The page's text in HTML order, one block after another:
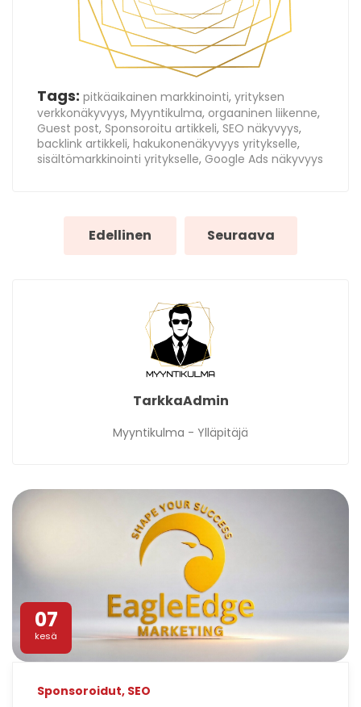
Tags: pitkäaikainen markkinointi, yrityksen
verkkonäkyvyys, Myyntikulma, orgaaninen liikenne,
Guest post, Sponsoroitu artikkeli, SEO näkyvyys,
backlink artikkeli, hakukonenäkyvyys yritykselle,
sisältömarkkinointi yritykselle, Google Ads näkyvyys
Edellinen Seuraava
TarkkaAdmin
Myyntikulma - Ylläpitäjä
07
kesä
Sponsoroidut, SEO